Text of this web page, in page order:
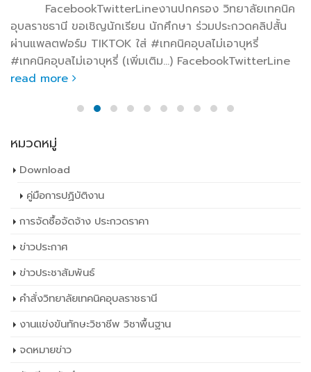
FacebookTwitterLineงานปกครอง วิทยาลัยเทคนิค
อุบลราชธานี ขอเชิญนักเรียน นักศึกษา ร่วมประกวดคลิปสั้น
ผ่านแพลตฟอร์ม TIKTOK ใส่ #เทคนิคอุบลไม่เอาบุหรี่
#เทคนิคอุบลไม่เอาบุหรี่ (เพิ่มเติม…) FacebookTwitterLine
read more
หมวดหมู่
Download
คู่มือการปฏิบัติงาน
การจัดซื้อจัดจ้าง ประกวดราคา
ข่าวประกาศ
ข่าวประชาสัมพันธ์
คำสั่งวิทยาลัยเทคนิคอุบลราชธานี
งานแข่งขันทักษะวิชาชีพ วิชาพื้นฐาน
จดหมายข่าว